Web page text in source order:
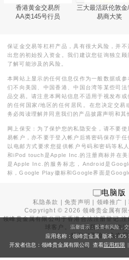
香港黄金交易所
AA类145号行员
三大最活跃伦敦金
易商大奖
保证金交易等杠杆产品，具有很大风险，并
出您的初始投入资金。我们建议您征询独立
了解可能涉及的风险。
本网站上显示的任何信息仅作为一般数据或
们不向美国、中国香港、中国台湾等某些司
品交易。请注意本网站信息不适用于视发布
的任何国家/地区的任何居民。在您决定交易
务必阅读理解并同意我们的产品披露声明和其
网上保安：为了保护您的私隐安全，请不要
易帐户，亦不要于登入帐户后将密码保存于
以电邮方式要求您提供帐户号码和密码等私
和iPod touch是Apple Inc.的注册商标并在
是Apple Inc.的服务标志，Android是
标，Google Play徽标和Google界面是
电脑版
私隐条款 |免责声明 领峰推广 |
Copyright ©2026 领峰贵金属有
领峰贵金属有限公司于香港合法注册登记,注
球客户。本站内所有内容均为
投资有风险，入市
温馨提示：投资有风险，
应用名称：领峰贵金属 版本：iOS
开发者信息：领峰贵金属有限公司 查看应用权限 |